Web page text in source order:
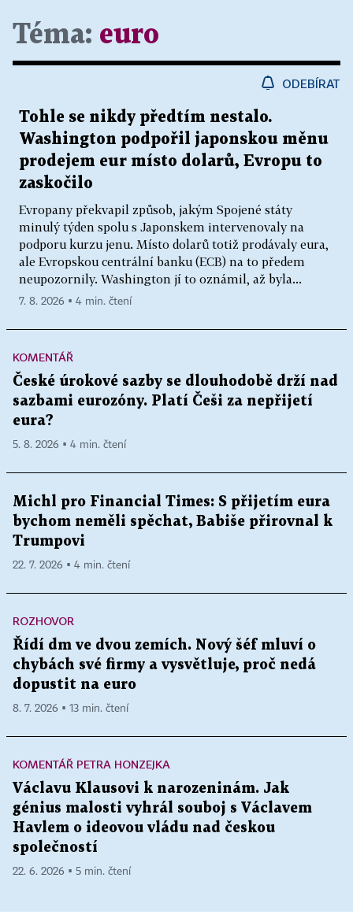
Téma: euro
ODEBÍRAT
Tohle se nikdy předtím nestalo.
Washington podpořil japonskou měnu
prodejem eur místo dolarů, Evropu to
zaskočilo
Evropany překvapil způsob, jakým Spojené státy
minulý týden spolu s Japonskem intervenovaly na
podporu kurzu jenu. Místo dolarů totiž prodávaly eura,
ale Evropskou centrální banku (ECB) na to předem
neupozornily. Washington jí to oznámil, až byla...
7. 8. 2026 ▪ 4 min. čtení
KOMENTÁŘ
České úrokové sazby se dlouhodobě drží nad
sazbami eurozóny. Platí Češi za nepřijetí
eura?
5. 8. 2026 ▪ 4 min. čtení
Michl pro Financial Times: S přijetím eura
bychom neměli spěchat, Babiše přirovnal k
Trumpovi
22. 7. 2026 ▪ 4 min. čtení
ROZHOVOR
Řídí dm ve dvou zemích. Nový šéf mluví o
chybách své firmy a vysvětluje, proč nedá
dopustit na euro
8. 7. 2026 ▪ 13 min. čtení
KOMENTÁŘ PETRA HONZEJKA
Václavu Klausovi k narozeninám. Jak
génius malosti vyhrál souboj s Václavem
Havlem o ideovou vládu nad českou
společností
22. 6. 2026 ▪ 5 min. čtení